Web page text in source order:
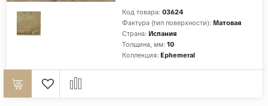
Код товара: 03624
Фактура (тип поверхности): Матовая
Страна: Испания
Толщина, мм: 10
Коллекция: Ephemeral